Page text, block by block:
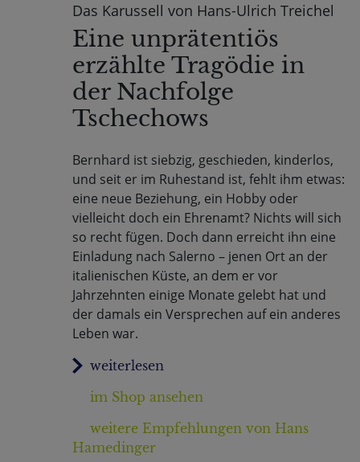
Das Karussell von Hans-Ulrich Treichel
Eine unprätentiös
erzählte Tragödie in
der Nachfolge
Tschechows
Bernhard ist siebzig, geschieden, kinderlos,
und seit er im Ruhestand ist, fehlt ihm etwas:
eine neue Beziehung, ein Hobby oder
vielleicht doch ein Ehrenamt? Nichts will sich
so recht fügen. Doch dann erreicht ihn eine
Einladung nach Salerno – jenen Ort an der
italienischen Küste, an dem er vor
Jahrzehnten einige Monate gelebt hat und
der damals ein Versprechen auf ein anderes
Leben war.
im Shop ansehen
weitere Empfehlungen von Hans
Hamedinger